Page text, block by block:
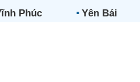
Phúc
Yên Bái